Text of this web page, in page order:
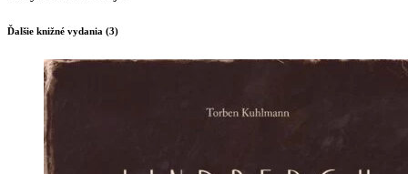
Ďalšie knižné vydania (3)